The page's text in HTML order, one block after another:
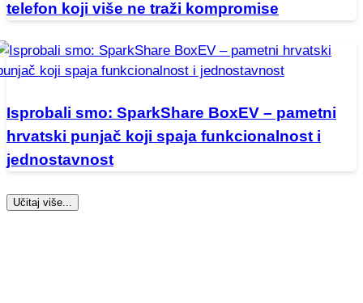
telefon koji više ne traži kompromise
Isprobali smo: SparkShare BoxEV – pametni
hrvatski punjač koji spaja funkcionalnost i
jednostavnost
Učitaj više...